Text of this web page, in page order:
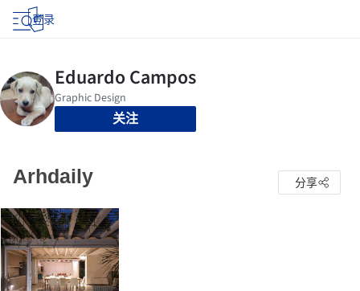
登录
关注
Arhdaily 分享